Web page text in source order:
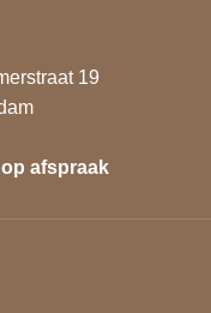
19
op afspraak